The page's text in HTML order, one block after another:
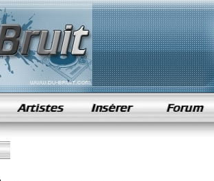
samples de rap